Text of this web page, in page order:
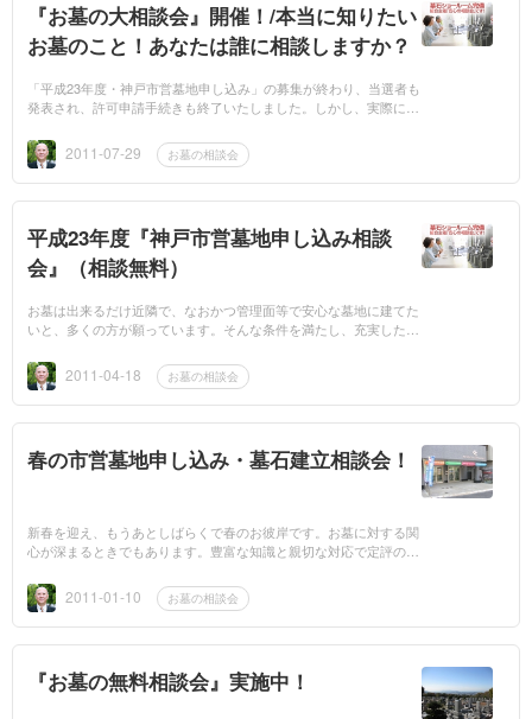
『お墓の大相談会』開催！/本当に知りたい
お墓のこと！あなたは誰に相談しますか？
「平成23年度・神戸市営墓地申し込み」の募集が終わり、当選者も
発表され、許可申請手続きも終了いたしました。しかし、実際に
こと、カタチ...
2011-07-29 お墓の相談会
平成23年度『神戸市営墓地申し込み相談
会』（相談無料）
お墓は出来るだけ近隣で、なおかつ管理面等で安心な墓地に建てた
いと、多くの方が願っています。そんな条件を満たし、充実した設
営墓地」で...2011-04-18 お墓の相談会
春の市営墓地申し込み・墓石建立相談会！
新春を迎え、もうあとしばらくで春のお彼岸です。お墓に対する関
心が深まるときでもあります。豊富な知識と親切な対応で定評のあ
相談会「市営...
2011-01-10 お墓の相談会
『お墓の無料相談会』実施中！